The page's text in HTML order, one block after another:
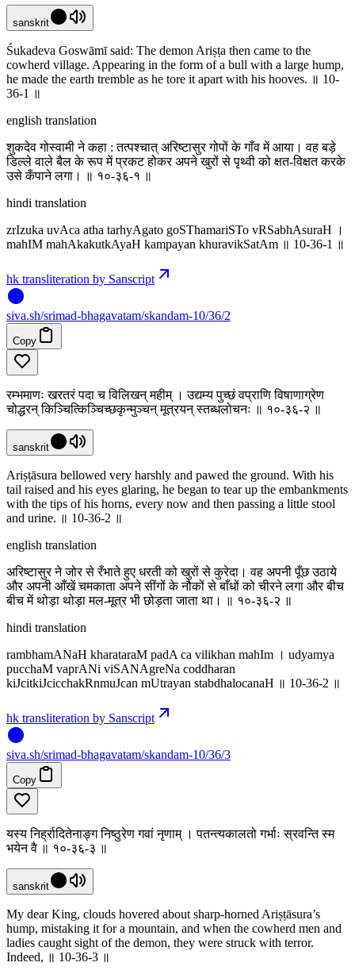
sanskrit
Śukadeva Goswāmī said: The demon Ariṣṭa then came to the
cowherd village. Appearing in the form of a bull with a large hump,
he made the earth tremble as he tore it apart with his hooves. ॥ 10-
36-1 ॥
english translation
शुकदेव गोस्वामी ने कहा : तत्पश्चात् अरिष्टासुर गोपों के गाँव में आया। वह बड़े
डिल्ले वाले बैल के रूप में प्रकट होकर अपने खुरों से पृथ्वी को क्षत-विक्षत करके
उसे कँपाने लगा। ॥ १०-३६-१ ॥
hindi translation
zrIzuka uvAca atha tarhyAgato goSThamariSTo vRSabhAsuraH ।
mahIM mahAkakutkAyaH kampayan khuravikSatAm ॥ 10-36-1 ॥
hk transliteration by Sanscript
siva.sh/srimad-bhagavatam/skandam-10/36/2
Copy
रम्भमाणः खरतरं पदा च विलिखन् महीम् । उद्यम्य पुच्छं वप्राणि विषाणाग्रेण
चोद्धरन् किञ्चित्किञ्चिच्छकृन्मुञ्चन् मूत्रयन् स्तब्धलोचनः ॥ १०-३६-२ ॥
sanskrit
Ariṣṭāsura bellowed very harshly and pawed the ground. With his
tail raised and his eyes glaring, he began to tear up the embankments
with the tips of his horns, every now and then passing a little stool
and urine. ॥ 10-36-2 ॥
english translation
अरिष्टासुर ने जोर से रँभाते हुए धरती को खुरों से कुरेदा। वह अपनी पूँछ उठाये
और अपनी आँखें चमकाता अपने सींगों के नौकों से बाँधों को चीरने लगा और बीच
बीच में थोड़ा थोड़ा मल-मूत्र भी छोड़ता जाता था। ॥ १०-३६-२ ॥
hindi translation
rambhamANaH kharataraM padA ca vilikhan mahIm । udyamya
pucchaM vaprANi viSANAgreNa coddharan
kiJcitkiJcicchakRnmuJcan mUtrayan stabdhalocanaH ॥ 10-36-2 ॥
hk transliteration by Sanscript
siva.sh/srimad-bhagavatam/skandam-10/36/3
Copy
यस्य निर्ह्रादितेनाङ्ग निष्ठुरेण गवां नृणाम् । पतन्त्यकालतो गर्भाः स्रवन्ति स्म
भयेन वै ॥ १०-३६-३ ॥
sanskrit
My dear King, clouds hovered about sharp-horned Ariṣṭāsura’s
hump, mistaking it for a mountain, and when the cowherd men and
ladies caught sight of the demon, they were struck with terror.
Indeed, ॥ 10-36-3 ॥